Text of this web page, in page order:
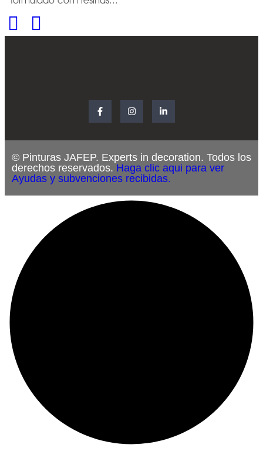
© Pinturas JAFEP. Experts in decoration. Todos los
derechos reservados. Haga clic aqui para ver
Ayudas y subvenciones recibidas.